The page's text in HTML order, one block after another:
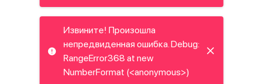
Извините! Произошла
непредвиденная ошибка. Debug:
RangeError368 at new
NumberFormat (<anonymous>)